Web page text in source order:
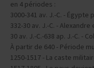
en 4 périodes :
3000-341 av. J.-C. - Égypte
332-30 av. J.-C. -
30 av. J.-C.-638 ap. J.-C. -
À partir de 640 - Période
1250-1517 - La caste